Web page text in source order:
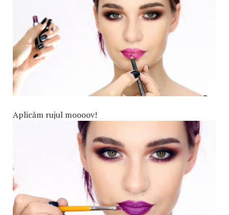
Aplicăm rujul moooov!